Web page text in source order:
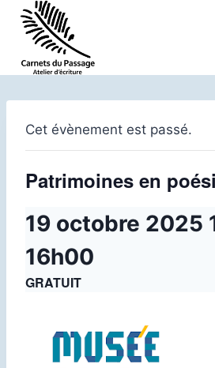
Aller
contenu
Cet évènement est passé.
Patrimoines en
19 octobre 2025
16h00
GRATUIT